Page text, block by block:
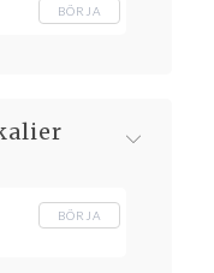
BÖRJA
BÖRJA